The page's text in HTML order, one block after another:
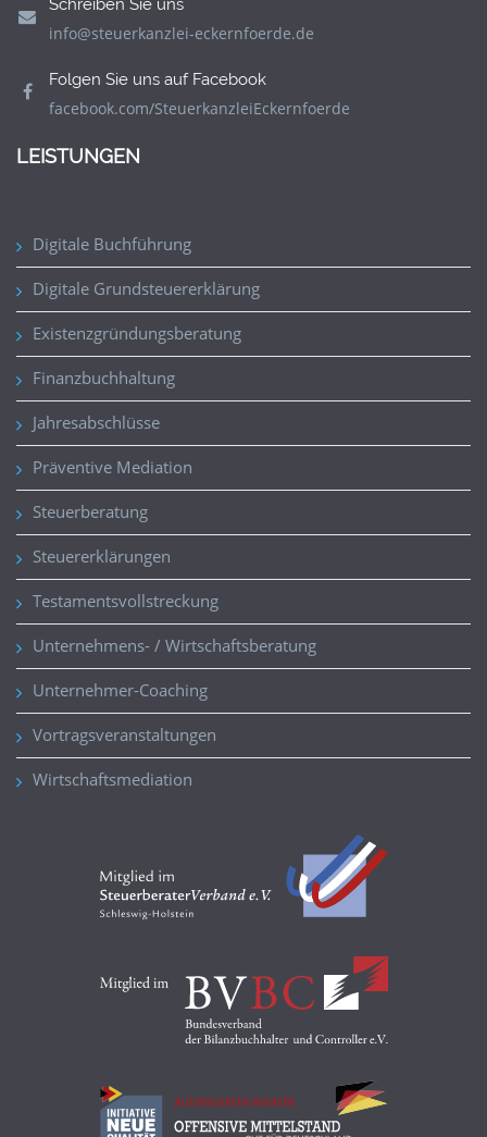
Schreiben Sie uns
info@steuerkanzlei-eckernfoerde.de
Folgen Sie uns auf Facebook
facebook.com/SteuerkanzleiEckernfoerde
LEISTUNGEN
Digitale Buchführung
Digitale Grundsteuererklärung
Existenzgründungsberatung
Finanzbuchhaltung
Jahresabschlüsse
Präventive Mediation
Steuerberatung
Steuererklärungen
Testamentsvollstreckung
Unternehmens- / Wirtschaftsberatung
Unternehmer-Coaching
Vortragsveranstaltungen
Wirtschaftsmediation